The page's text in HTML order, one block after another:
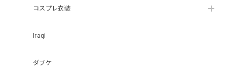
コスプレ衣装
Iraqi
ダブケ